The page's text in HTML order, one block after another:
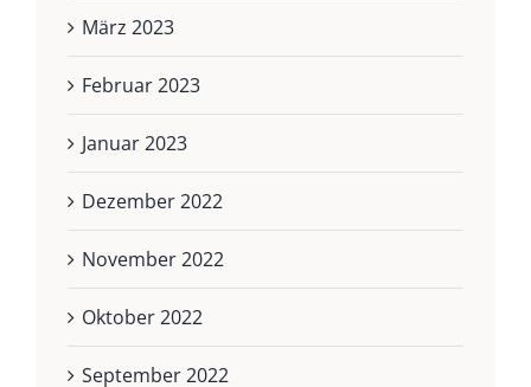
März 2023
Februar 2023
Januar 2023
Dezember 2022
November 2022
Oktober 2022
September 2022